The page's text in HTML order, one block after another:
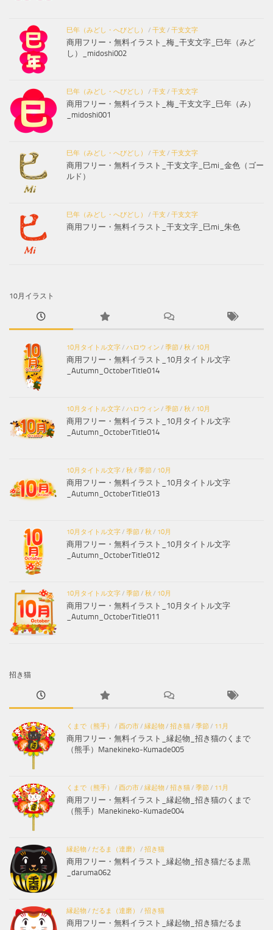
巳年（みどし・へびどし） / 干支 / 干支文字
商用フリー・無料イラスト_梅_干支文字_巳年（みど
し）_midoshi002
巳年（みどし・へびどし） / 干支 / 干支文字
商用フリー・無料イラスト_梅_干支文字_巳年（み）
_midoshi001
巳年（みどし・へびどし） / 干支 / 干支文字
商用フリー・無料イラスト_干支文字_巳mi_金色（ゴー
ルド）
巳年（みどし・へびどし） / 干支 / 干支文字
商用フリー・無料イラスト_干支文字_巳mi_朱色
10月イラスト
10月タイトル文字/ ハロウィン / 季節/ 秋 / 10月
商用フリー・無料イラスト_10月タイトル文字
_Autumn_OctoberTitle014
10月タイトル文字/ ハロウィン / 季節/ 秋 / 10月
商用フリー・無料イラスト_10月タイトル文字
_Autumn_OctoberTitle014
10月タイトル文字/ 秋 / 季節/ 10月
商用フリー・無料イラスト_10月タイトル文字
_Autumn_OctoberTitle013
10月タイトル文字/ 季節/ 秋 / 10月
商用フリー・無料イラスト_10月タイトル文字
_Autumn_OctoberTitle012
10月タイトル文字/ 季節/ 秋 / 10月
商用フリー・無料イラスト_10月タイトル文字
_Autumn_OctoberTitle011
招き猫
くまで（熊手） / 酉の市/ 縁起物/ 招き猫/ 季節/ 11月
商用フリー・無料イラスト_縁起物_招き猫のくまで
（熊手）Manekineko-Kumade005
くまで（熊手） / 酉の市/ 縁起物/ 招き猫/ 季節/ 11月
商用フリー・無料イラスト_縁起物_招き猫のくまで
（熊手）Manekineko-Kumade004
縁起物/ だるま（達磨） / 招き猫
商用フリー・無料イラスト_縁起物_招き猫だるま黒
_daruma062
縁起物/ だるま（達磨） / 招き猫
商用フリー・無料イラスト_縁起物_招き猫だるま